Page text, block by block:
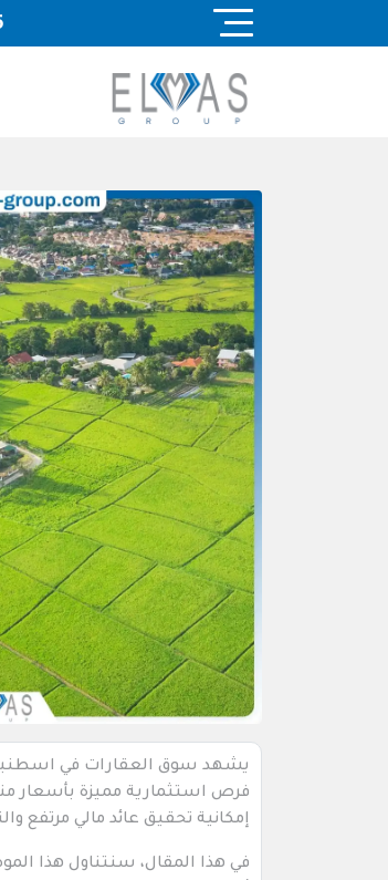
يشهد سوق العقارات في
فرص استثمارية مميزة بأسعار
إمكانية تحقيق عائد مالي مرتفع
في هذا المقال، سنتناول هذا